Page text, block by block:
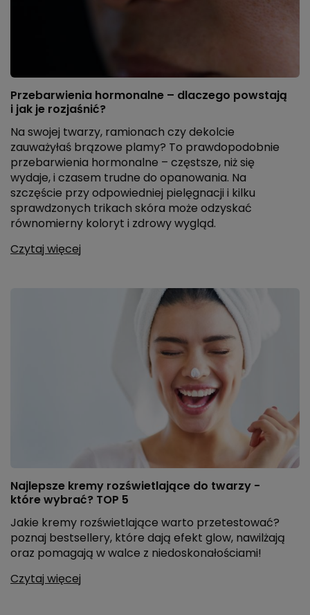
Przebarwienia hormonalne – dlaczego powstają
i jak je rozjaśnić?
Na swojej twarzy, ramionach czy dekolcie
zauważyłaś brązowe plamy? To prawdopodobnie
przebarwienia hormonalne – częstsze, niż się
wydaje, i czasem trudne do opanowania. Na
szczęście przy odpowiedniej pielęgnacji i kilku
sprawdzonych trikach skóra może odzyskać
równomierny koloryt i zdrowy wygląd.
Czytaj więcej
Najlepsze kremy rozświetlające do twarzy -
które wybrać? TOP 5
Jakie kremy rozświetlające warto przetestować?
poznaj bestsellery, które dają efekt glow, nawilżają
oraz pomagają w walce z niedoskonałościami!
Czytaj więcej